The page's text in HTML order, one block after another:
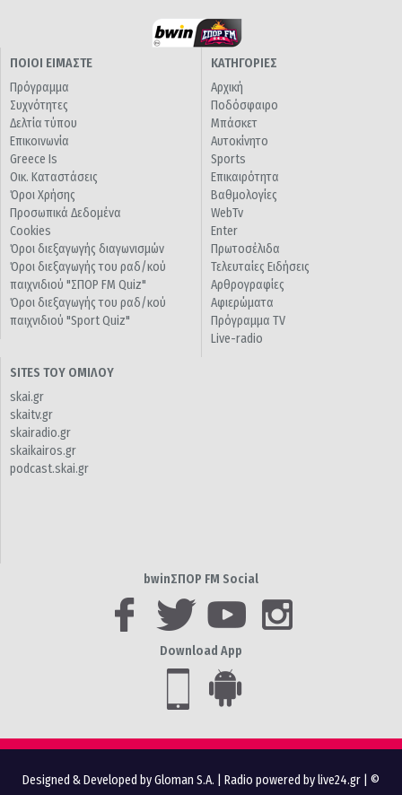
ΠΟΙΟΙ ΕΙΜΑΣΤΕ
Πρόγραμμα
Συχνότητες
Δελτία τύπου
Επικοινωνία
Greece Is
Οικ. Καταστάσεις
Όροι Χρήσης
Προσωπικά Δεδομένα
Cookies
Όροι διεξαγωγής διαγωνισμών
Όροι διεξαγωγής του ραδ/κού
παιχνιδιού "ΣΠΟΡ FM Quiz"
Όροι διεξαγωγής του ραδ/κού
παιχνιδιού "Sport Quiz"
ΚΑΤΗΓΟΡΙΕΣ
Αρχική
Ποδόσφαιρο
Μπάσκετ
Αυτοκίνητο
Sports
Επικαιρότητα
Βαθμολογίες
WebTv
Enter
Πρωτοσέλιδα
Τελευταίες Ειδήσεις
Αρθρογραφίες
Αφιερώματα
Πρόγραμμα TV
Live-radio
SITES ΤΟΥ ΟΜΙΛΟΥ
skai.gr
skaitv.gr
skairadio.gr
skaikairos.gr
podcast.skai.gr
bwinΣΠΟΡ FM Social
Download App
Designed & Developed by Gloman S.A. Radio powered by live24.gr | ©